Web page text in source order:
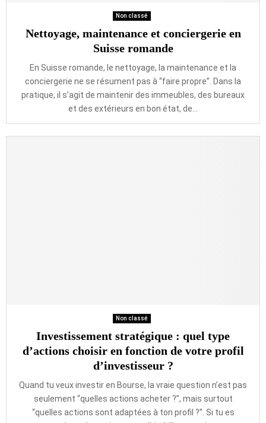
Non classé
Nettoyage, maintenance et conciergerie en
Suisse romande
En Suisse romande, le nettoyage, la maintenance et la
conciergerie ne se résument pas à “faire propre”. Dans la
pratique, il s’agit de maintenir des immeubles, des bureaux
et des extérieurs en bon état, de...
Non classé
Investissement stratégique : quel type
d’actions choisir en fonction de votre profil
d’investisseur ?
Quand tu veux investir en Bourse, la vraie question n’est pas
seulement “quelles actions acheter ?”, mais surtout
“quelles actions sont adaptées à ton profil ?”. Si tu es